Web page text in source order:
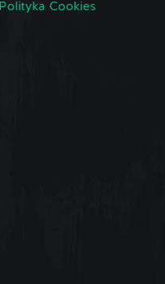
Polityka Cookies